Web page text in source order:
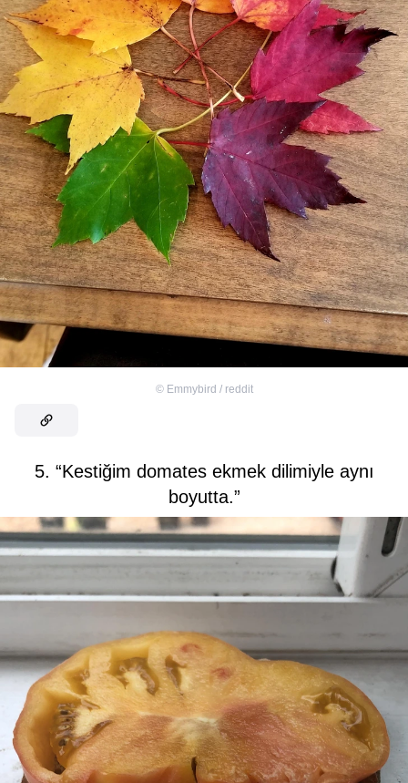
© Emmybird / reddit
5. “Kestiğim domates ekmek dilimiyle aynı
boyutta.”